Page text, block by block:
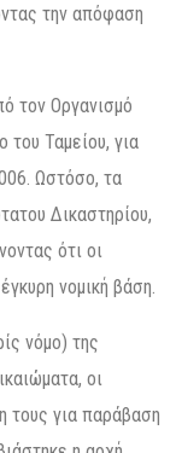
την απόφαση
τον Οργανισμό
του Ταμείου, για
Ωστόσο, τα
Δικαστηρίου,
ότι οι
νομική βάση.
νόμο) της
οι
τους για παράβαση